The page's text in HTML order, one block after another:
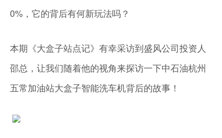
0%，它的背后有何新玩法吗？
本期《大盒子站点记》有幸采访到盛风公司投资人
邵总，让我们随着他的视角来探访一下中石油杭州
五常加油站大盒子智能洗车机背后的故事！